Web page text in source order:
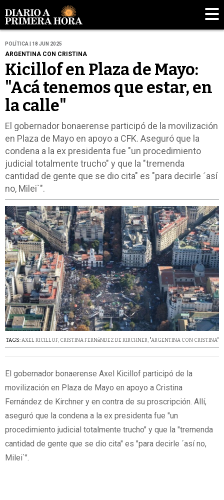
POLÍTICA | 18 JUN 2025
ARGENTINA CON CRISTINA
Kicillof en Plaza de Mayo:
"Acá tenemos que estar, en
la calle"
El gobernador bonaerense participó de la movilización
en Plaza de Mayo en apoyo a CFK. Aseguró que la
condena a la ex presidenta fue "un procedimiento
judicial totalmente trucho" y que la "tremenda
cantidad de gente que se dio cita" es "para decirle ´así
no, Milei`".
TAGS:AXEL KICILLOF, CRISTINA FERNáNDEZ DE KIRCHNER, "ARGENTINA CON CRISTINA"
El gobernador bonaerense Axel Kicillof participó de la
movilización en Plaza de Mayo en apoyo a Cristina
Fernández de Kirchner y en contra de su proscripción. Allí,
aseguró que la condena a la ex presidenta fue "un
procedimiento judicial totalmente trucho" y que la "tremenda
cantidad de gente que se dio cita" es "para decirle ´así no,
Milei`".